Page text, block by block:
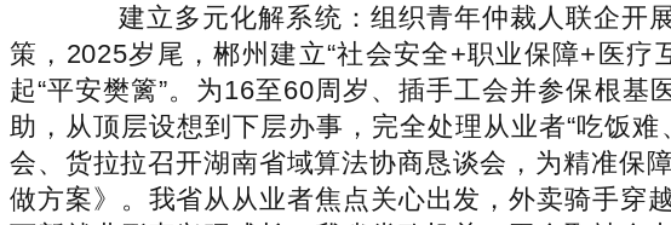
建立多元化解系统：组织青年仲裁人联企开展
策，2025岁尾，郴州建立“社会安全+职业保障+医疗
起“平安樊篱”。为16至60周岁、插手工会并参保根
助，从顶层设想到下层办事，完全处理从业者“吃饭
会、货拉拉召开湖南省域算法协商恳谈会，为精准保
做方案》。我省从从业者焦点关心出发，外卖骑手